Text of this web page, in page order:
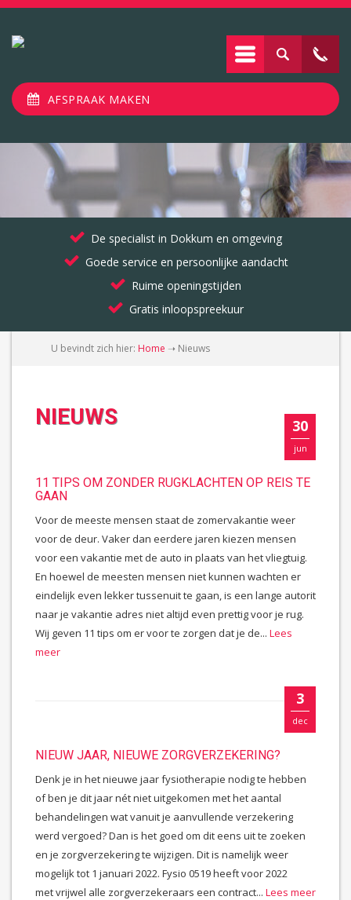
AFSPRAAK MAKEN
De specialist in Dokkum en omgeving
Goede service en persoonlijke aandacht
Ruime openingstijden
Gratis inloopspreekuur
U bevindt zich hier: Home ➝ Nieuws
NIEUWS 30
jun
11 TIPS OM ZONDER RUGKLACHTEN OP REIS TE
GAAN
Voor de meeste mensen staat de zomervakantie weer
voor de deur. Vaker dan eerdere jaren kiezen mensen
voor een vakantie met de auto in plaats van het vliegtuig.
En hoewel de meesten mensen niet kunnen wachten er
eindelijk even lekker tussenuit te gaan, is een lange autorit
naar je vakantie adres niet altijd even prettig voor je rug.
Wij geven 11 tips om er voor te zorgen dat je de... Lees
meer
3
dec
NIEUW JAAR, NIEUWE ZORGVERZEKERING?
Denk je in het nieuwe jaar fysiotherapie nodig te hebben
of ben je dit jaar nét niet uitgekomen met het aantal
behandelingen wat vanuit je aanvullende verzekering
werd vergoed? Dan is het goed om dit eens uit te zoeken
en je zorgverzekering te wijzigen. Dit is namelijk weer
mogelijk tot 1 januari 2022. Fysio 0519 heeft voor 2022
met vrijwel alle zorgverzekeraars een contract... Lees meer